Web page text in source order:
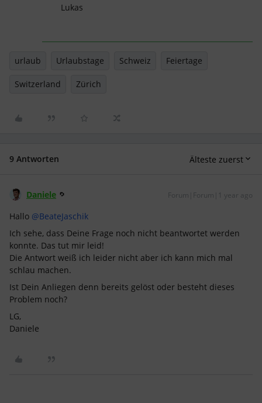
Lukas
urlaub Urlaubstage Schweiz Feiertage
Switzerland Zürich
9 Antworten Älteste zuerst
Daniele Forum|Forum|1 year ago
Hallo ​ @BeateJaschik
Ich sehe, dass Deine Frage noch nicht beantwortet werden
konnte. Das tut mir leid!
Die Antwort weiß ich leider nicht aber ich kann mich mal
schlau machen.
Ist Dein Anliegen denn bereits gelöst oder besteht dieses
Problem noch?
LG,
Daniele